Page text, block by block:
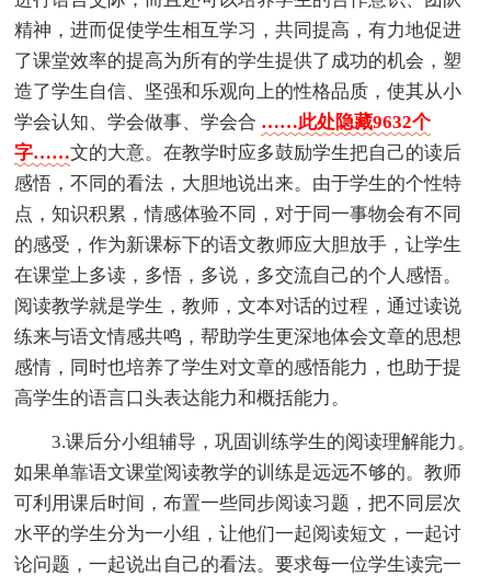
精神，进而促使学生相互学习，共同提高，有力地促进
了课堂效率的提高为所有的学生提供了成功的机会，塑
造了学生自信、坚强和乐观向上的性格品质，使其从小
学会认知、学会做事、学会合 ……此处隐藏9632个
字……文的大意。在教学时应多鼓励学生把自己的读后
感悟，不同的看法，大胆地说出来。由于学生的个性特
点，知识积累，情感体验不同，对于同一事物会有不同
的感受，作为新课标下的语文教师应大胆放手，让学生
在课堂上多读，多悟，多说，多交流自己的个人感悟。
阅读教学就是学生，教师，文本对话的过程，通过读说
练来与语文情感共鸣，帮助学生更深地体会文章的思想
感情，同时也培养了学生对文章的感悟能力，也助于提
高学生的语言口头表达能力和概括能力。
3.课后分小组辅导，巩固训练学生的阅读理解能力。
如果单靠语文课堂阅读教学的训练是远远不够的。教师
可利用课后时间，布置一些同步阅读习题，把不同层次
水平的学生分为一小组，让他们一起阅读短文，一起讨
论问题，一起说出自己的看法。要求每一位学生读完一